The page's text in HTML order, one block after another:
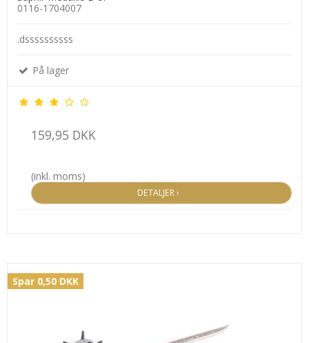
0116-1704007
.dssssssssss
På lager
159,95 DKK
(inkl. moms)
DETALJER ›
Spar 0,50 DKK